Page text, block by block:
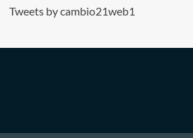
Tweets by cambio21web1